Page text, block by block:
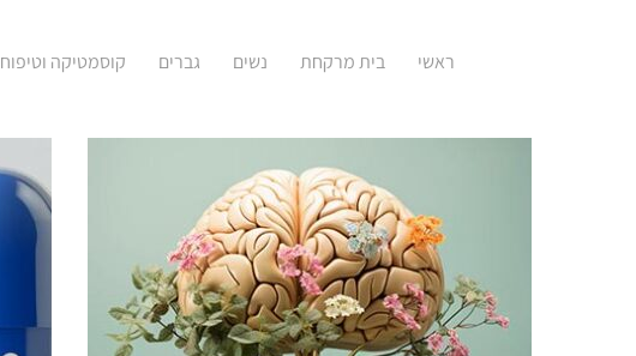
ראשי בית מרקחת נשים גברים קוסמטיקה וטיפוח